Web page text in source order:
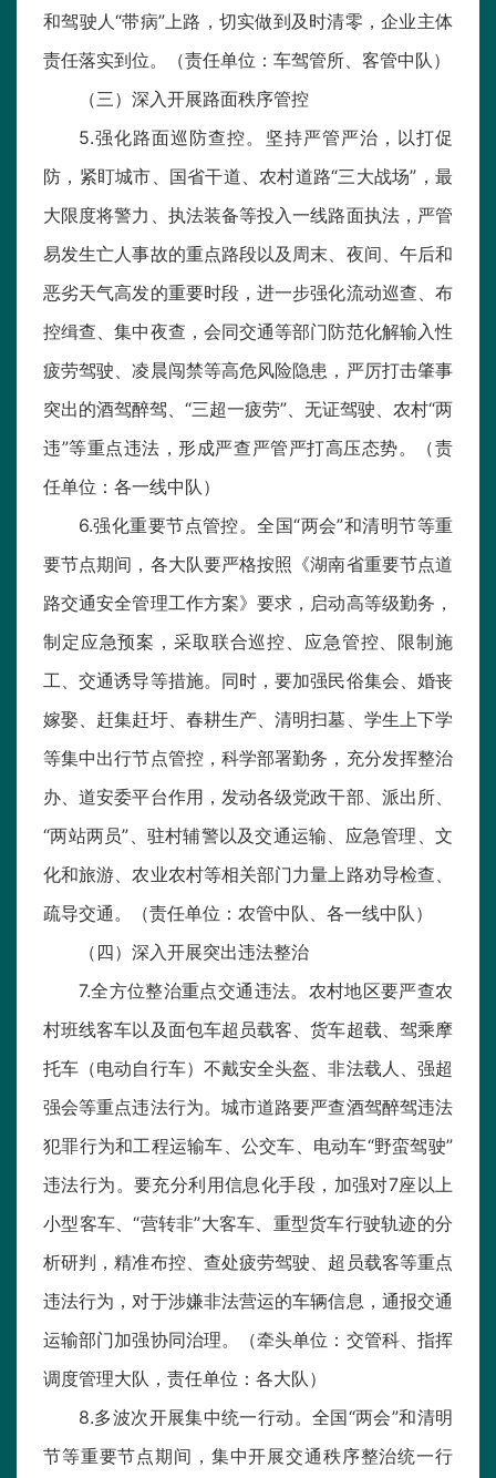
和驾驶人“带病”上路，切实做到及时清零，企业主体
责任落实到位。（责任单位：车驾管所、客管中队）
（三）深入开展路面秩序管控
5.强化路面巡防查控。坚持严管严治，以打促
防，紧盯城市、国省干道、农村道路“三大战场”，最
大限度将警力、执法装备等投入一线路面执法，严管
易发生亡人事故的重点路段以及周末、夜间、午后和
恶劣天气高发的重要时段，进一步强化流动巡查、布
控缉查、集中夜查，会同交通等部门防范化解输入性
疲劳驾驶、凌晨闯禁等高危风险隐患，严厉打击肇事
突出的酒驾醉驾、“三超一疲劳”、无证驾驶、农村“两
违”等重点违法，形成严查严管严打高压态势。（责
任单位：各一线中队）
6.强化重要节点管控。全国“两会”和清明节等重
要节点期间，各大队要严格按照《湖南省重要节点道
路交通安全管理工作方案》要求，启动高等级勤务，
制定应急预案，采取联合巡控、应急管控、限制施
工、交通诱导等措施。同时，要加强民俗集会、婚丧
嫁娶、赶集赶圩、春耕生产、清明扫墓、学生上下学
等集中出行节点管控，科学部署勤务，充分发挥整治
办、道安委平台作用，发动各级党政干部、派出所、
“两站两员”、驻村辅警以及交通运输、应急管理、文
化和旅游、农业农村等相关部门力量上路劝导检查、
疏导交通。（责任单位：农管中队、各一线中队）
（四）深入开展突出违法整治
7.全方位整治重点交通违法。农村地区要严查农
村班线客车以及面包车超员载客、货车超载、驾乘摩
托车（电动自行车）不戴安全头盔、非法载人、强超
强会等重点违法行为。城市道路要严查酒驾醉驾违法
犯罪行为和工程运输车、公交车、电动车“野蛮驾驶”
违法行为。要充分利用信息化手段，加强对7座以上
小型客车、“营转非”大客车、重型货车行驶轨迹的分
析研判，精准布控、查处疲劳驾驶、超员载客等重点
违法行为，对于涉嫌非法营运的车辆信息，通报交通
运输部门加强协同治理。（牵头单位：交管科、指挥
调度管理大队，责任单位：各大队）
8.多波次开展集中统一行动。全国“两会”和清明
节等重要节点期间，集中开展交通秩序整治统一行